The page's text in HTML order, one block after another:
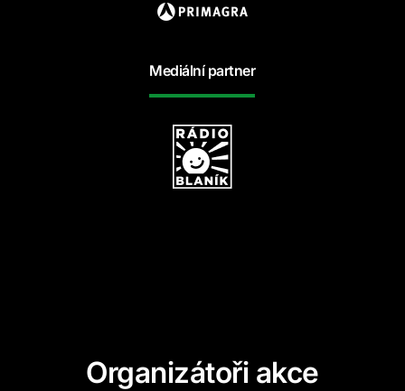
Mediální partner
Organizátoři akce